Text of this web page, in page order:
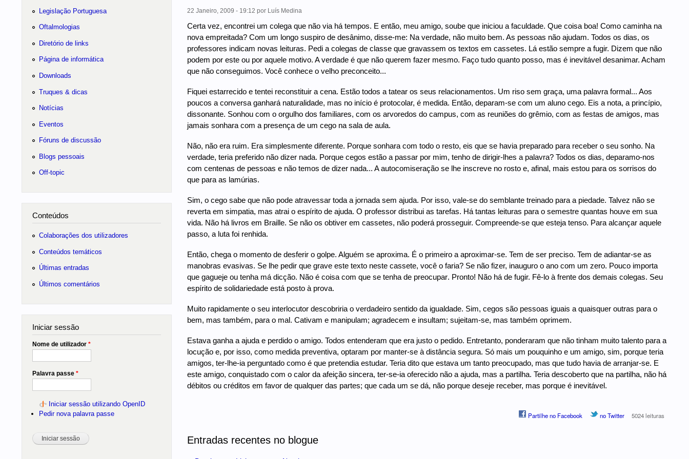
22 Janeiro, 2009 - 19:12 por Luís Medina
Certa vez, encontrei um colega que não via há tempos. E então, meu amigo, soube que iniciou a faculdade. Que coisa boa! Como caminha na
nova empreitada? Com um longo suspiro de desânimo, disse-me: Na verdade, não muito bem. As pessoas não ajudam. Todos os dias, os
professores indicam novas leituras. Pedi a colegas de classe que gravassem os textos em cassetes. Lá estão sempre a fugir. Dizem que não
podem por este ou por aquele motivo. A verdade é que não querem fazer mesmo. Faço tudo quanto posso, mas é inevitável desanimar. Acham
que não conseguimos. Você conhece o velho preconceito...
Fiquei estarrecido e tentei reconstituir a cena. Estão todos a tatear os seus relacionamentos. Um riso sem graça, uma palavra formal... Aos
poucos a conversa ganhará naturalidade, mas no início é protocolar, é medida. Então, deparam-se com um aluno cego. Eis a nota, a princípio,
dissonante. Sonhou com o orgulho dos familiares, com os arvoredos do campus, com as reuniões do grêmio, com as festas de amigos, mas
jamais sonhara com a presença de um cego na sala de aula.
Não, não era ruim. Era simplesmente diferente. Porque sonhara com todo o resto, eis que se havia preparado para receber o seu sonho. Na
verdade, teria preferido não dizer nada. Porque cegos estão a passar por mim, tenho de dirigir-lhes a palavra? Todos os dias, deparamo-nos
com centenas de pessoas e não temos de dizer nada... A autocomiseração se lhe inscreve no rosto e, afinal, mais estou para os sorrisos do
que para as lamúrias.
Sim, o cego sabe que não pode atravessar toda a jornada sem ajuda. Por isso, vale-se do semblante treinado para a piedade. Talvez não se
reverta em simpatia, mas atrai o espírito de ajuda. O professor distribui as tarefas. Há tantas leituras para o semestre quantas houve em sua
vida. Não há livros em Braille. Se não os obtiver em cassetes, não poderá prosseguir. Compreende-se que esteja tenso. Para alcançar aquele
passo, a luta foi renhida.
Então, chega o momento de desferir o golpe. Alguém se aproxima. É o primeiro a aproximar-se. Tem de ser preciso. Tem de adiantar-se as
manobras evasivas. Se lhe pedir que grave este texto neste cassete, você o faria? Se não fizer, inauguro o ano com um zero. Pouco importa
que gagueje ou tenha má dicção. Não é coisa com que se tenha de preocupar. Pronto! Não há de fugir. Fê-lo à frente dos demais colegas. Seu
espírito de solidariedade está posto à prova.
Muito rapidamente o seu interlocutor descobriria o verdadeiro sentido da igualdade. Sim, cegos são pessoas iguais a quaisquer outras para o
bem, mas também, para o mal. Cativam e manipulam; agradecem e insultam; sujeitam-se, mas também oprimem.
Estava ganha a ajuda e perdido o amigo. Todos entenderam que era justo o pedido. Entretanto, ponderaram que não tinham muito talento para a
locução e, por isso, como medida preventiva, optaram por manter-se à distância segura. Só mais um pouquinho e um amigo, sim, porque teria
amigos, ter-lhe-ia perguntado como é que pretendia estudar. Teria dito que estava um tanto preocupado, mas que tudo havia de arranjar-se. E
este amigo, conquistado com o calor da afeição sincera, ter-se-ia oferecido não a ajuda, mas a partilha. Teria descoberto que na partilha, não há
débitos ou créditos em favor de qualquer das partes; que cada um se dá, não porque deseje receber, mas porque é inevitável.
Partilhe no Facebook no Twitter 5024 leituras
Entradas recentes no blogue
Legislação Portuguesa
Oftalmologias
Diretório de links
Página de informática
Downloads
Truques & dicas
Notícias
Eventos
Fóruns de discussão
Blogs pessoais
Off-topic
Conteúdos
Colaborações dos utilizadores
Conteúdos temáticos
Últimas entradas
Últimos comentários
Iniciar sessão
Nome de utilizador *
Palavra passe *
Iniciar sessão utilizando OpenID
Pedir nova palavra passe